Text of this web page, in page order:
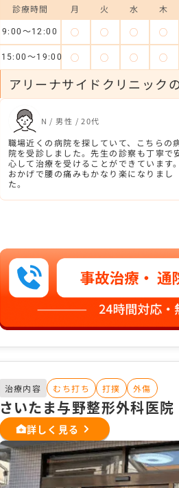
診療時間 月 火 水 木
9:00～12:00 ◯ ◯ ◯ ◯
15:00～19:00 ◯ ◯ ◯ ◯
アリーナサイドクリニック
N / 男性 / 20代
職場近くの病院を探していて、こちらの
院を受診しました。先生の診察も丁寧で
心して治療を受けることができています。
おかげで腰の痛みもかなり楽になりまし
た。
治療内容 むち打ち 打撲 外傷
さいたま与野整形外科医院
詳しく見る